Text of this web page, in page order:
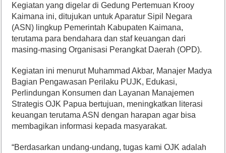
Kegiatan yang digelar di Gedung Pertemuan Krooy
Kaimana ini, ditujukan untuk Aparatur Sipil Negara
(ASN) lingkup Pemerintah Kabupaten Kaimana,
terutama para bendahara dan staf keuangan dari
masing-masing Organisasi Perangkat Daerah (OPD).
Kegiatan ini menurut Muhammad Akbar, Manajer Madya
Bagian Pengawasan Perilaku PUJK, Edukasi,
Perlindungan Konsumen dan Layanan Manajemen
Strategis OJK Papua bertujuan, meningkatkan literasi
keuangan terutama ASN dengan harapan agar bisa
membagikan informasi kepada masyarakat.
“Berdasarkan undang-undang, tugas kami OJK adalah